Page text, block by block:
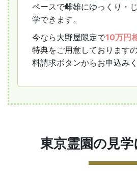
ペースで雌雄にゆっくり・
学できます。
今なら大野屋限定で10万円
特典をご用意しております
料請求ボタンからお申込みく
東京霊園の見